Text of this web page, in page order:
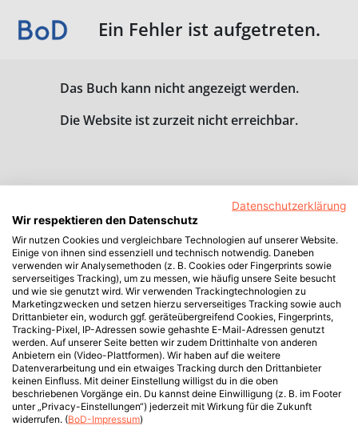
Ein Fehler ist aufgetreten.
Das Buch kann nicht angezeigt werden.
Die Website ist zurzeit nicht erreichbar.
Datenschutzerklärung
Wir respektieren den Datenschutz
Wir nutzen Cookies und vergleichbare Technologien auf unserer Website.
Einige von ihnen sind essenziell und technisch notwendig. Daneben
verwenden wir Analysemethoden (z. B. Cookies oder Fingerprints sowie
serverseitiges Tracking), um zu messen, wie häufig unsere Seite besucht
und wie sie genutzt wird. Wir verwenden Trackingtechnologien zu
Marketingzwecken und setzen hierzu serverseitiges Tracking sowie auch
Drittanbieter ein, wodurch ggf. geräteübergreifend Cookies, Fingerprints,
Tracking-Pixel, IP-Adressen sowie gehashte E-Mail-Adressen genutzt
werden. Auf unserer Seite betten wir zudem Drittinhalte von anderen
Anbietern ein (Video-Plattformen). Wir haben auf die weitere
Datenverarbeitung und ein etwaiges Tracking durch den Drittanbieter
keinen Einfluss. Mit deiner Einstellung willigst du in die oben
beschriebenen Vorgänge ein. Du kannst deine Einwilligung (z. B. im Footer
unter „Privacy-Einstellungen“) jederzeit mit Wirkung für die Zukunft
widerrufen. (BoD-Impressum)